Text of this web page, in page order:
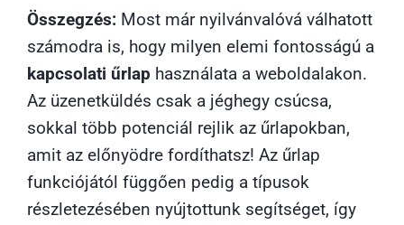
Összegzés: Most már nyilvánvalóvá válhatott
számodra is, hogy milyen elemi fontosságú a
kapcsolati űrlap használata a weboldalakon.
Az üzenetküldés csak a jéghegy csúcsa,
sokkal több potenciál rejlik az űrlapokban,
amit az előnyödre fordíthatsz! Az űrlap
funkciójától függően pedig a típusok
részletezésében nyújtottunk segítséget, így